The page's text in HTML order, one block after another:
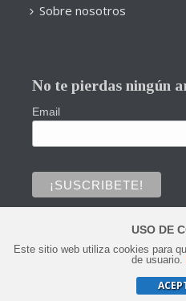
Sobre nosotros
No te pierdas ningún
Email
Copyright © 2020 Todos
USO DE
Este sitio web utiliza cookies para
de usuario.